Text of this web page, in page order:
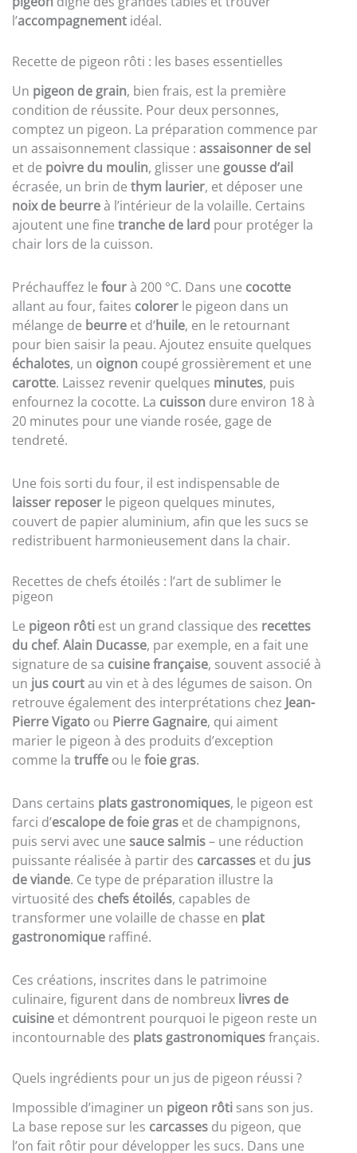
l’accompagnement idéal.
Recette de pigeon rôti : les bases essentielles
Un pigeon de grain, bien frais, est la première
condition de réussite. Pour deux personnes,
comptez un pigeon. La préparation commence par
un assaisonnement classique : assaisonner de sel
et de poivre du moulin, glisser une gousse d’ail
écrasée, un brin de thym laurier, et déposer une
noix de beurreà l’intérieur de la volaille. Certains
ajoutent une fine tranche de lard pour protéger la
chair lors de la cuisson.
Préchauffez le fourà 200 °C. Dans une cocotte
allant au four, faites colorer le pigeon dans un
mélange de beurre et d’huile, en le retournant
pour bien saisir la peau. Ajoutez ensuite quelques
échalotes, un oignon coupé grossièrement et une
carotte. Laissez revenir quelques minutes, puis
enfournez la cocotte. La cuisson dure environ 18 à
20 minutes pour une viande rosée, gage de
tendreté.
Une fois sorti du four, il est indispensable de
laisser reposer le pigeon quelques minutes,
couvert de papier aluminium, afin que les sucs se
redistribuent harmonieusement dans la chair.
Recettes de chefs étoilés : l’art de sublimer le
pigeon
Le pigeon rôti est un grand classique des recettes
du chef. Alain Ducasse, par exemple, en a fait une
signature de sa cuisine française, souvent associé à
un jus courtau vin et à des légumes de saison. On
retrouve également des interprétations chez Jean-
Pierre Vigato ou Pierre Gagnaire, qui aiment
marier le pigeon à des produits d’exception
comme la truffe ou le foie gras.
Dans certains plats gastronomiques, le pigeon est
farci d’escalope de foie gras et de champignons,
puis servi avec une sauce salmis– une réduction
puissante réalisée à partir des carcasses et du jus
de viande. Ce type de préparation illustre la
virtuosité des chefs étoilés, capables de
transformer une volaille de chasse en plat
gastronomique raffiné.
Ces créations, inscrites dans le patrimoine
culinaire, figurent dans de nombreux livres de
cuisine et démontrent pourquoi le pigeon reste un
incontournable des plats gastronomiquesfrançais.
Quels ingrédients pour un jus de pigeon réussi ?
Impossible d’imaginer un pigeon rôti sans son jus.
La base repose sur les carcasses du pigeon, que
l’on fait rôtir pour développer les sucs. Dans une